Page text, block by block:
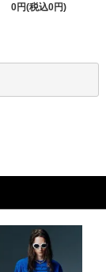
0円(税込0円)